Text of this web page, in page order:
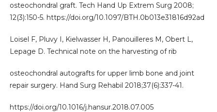
osteochondral graft. Tech Hand Up Extrem Surg 2008;
12(3):150-5. https://doi.org/10.1097/BTH.0b013e31816d92ad
Loisel F, Pluvy I, Kielwasser H, Panouilleres M, Obert L,
Lepage D. Technical note on the harvesting of rib
osteochondral autografts for upper limb bone and joint
repair surgery. Hand Surg Rehabil 2018;37(6):337-41.
https://doi.org/10.1016/j.hansur.2018.07.005